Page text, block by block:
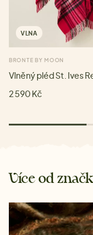
VLNA
BRONTE BY MOON
Vlněný pléd St. Ives
2 590 Kč
Více od